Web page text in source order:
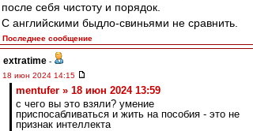
после себя чистоту и порядок.
С английскими быдло-свиньями не сравнить.
Последнее сообщение
extratime -
18 июн 2024 14:15
mentufer » 18 июн 2024 13:59
с чего вы это взяли? умение
приспосабливаться и жить на пособия - это не
признак интеллекта